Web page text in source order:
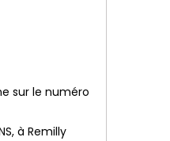
sur le numéro
à Remilly